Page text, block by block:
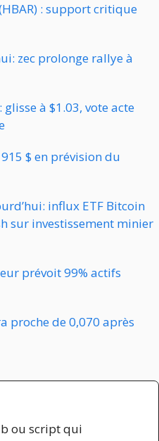
: support critique
zec prolonge rallye à
à $1.03, vote acte
$ en prévision du
influx ETF Bitcoin
sur investissement minier
prévoit 99% actifs
proche de 0,070 après
ou script qui